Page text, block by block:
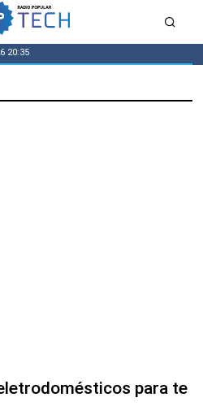
20:35
para te